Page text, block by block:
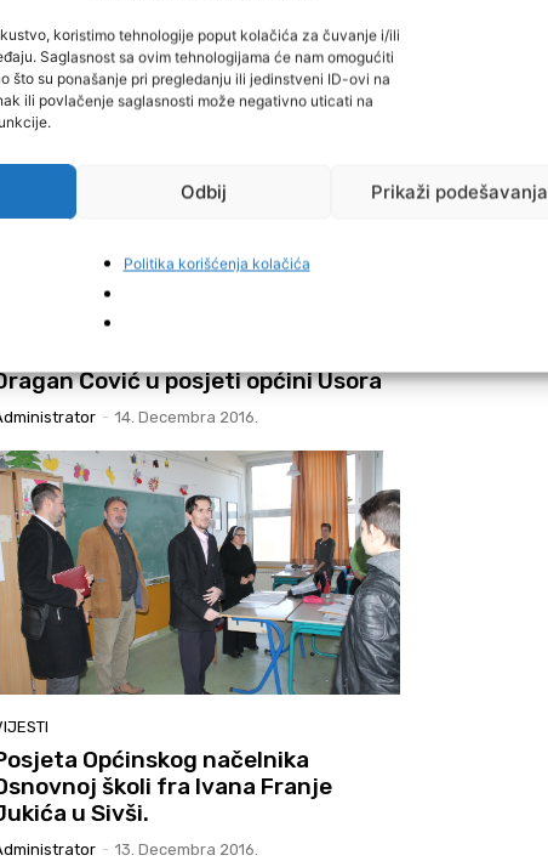
koristimo tehnologije poput kolačića za čuvanje i/ili
Saglasnost sa ovim tehnologijama će nam omogućiti
što su ponašanje pri pregledanju ili jedinstveni ID-ovi na
ili povlačenje saglasnosti može negativno uticati na
Odbij Prikaži podešavanja
Politika korišćenja kolačića
Čović u posjeti općini Usora
- 14. Decembra 2016.
Općinskog načelnika
školi fra Ivana Franje
u Sivši.
- 13. Decembra 2016.